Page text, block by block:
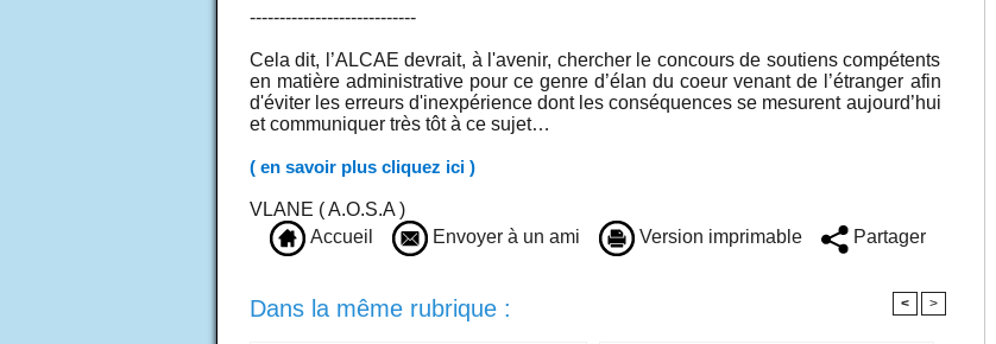
----------------------------
Cela dit, l’ALCAE devrait, à l'avenir, chercher le concours de soutiens compétents
en matière administrative pour ce genre d’élan du coeur venant de l’étranger afin
d'éviter les erreurs d'inexpérience dont les conséquences se mesurent aujourd’hui
et communiquer très tôt à ce sujet…
( en savoir plus cliquez ici )
VLANE ( A.O.S.A )
Accueil
Envoyer à un ami Version imprimable Partager
Dans la même rubrique : < >